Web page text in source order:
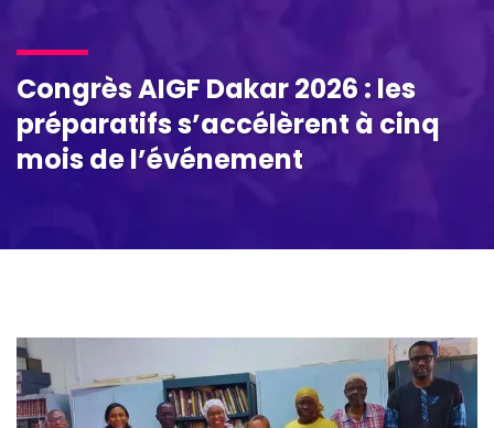
Congrès AIGF Dakar 2026 : les
préparatifs s’accélèrent à cinq
mois de l’événement